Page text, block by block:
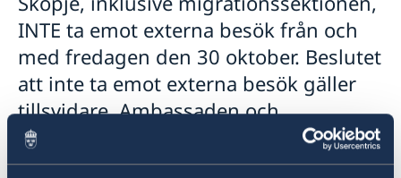
INTE ta emot externa besök från och
med fredagen den 30 oktober. Beslutet
att inte ta emot externa besök gäller
tillsvidare. Ambassaden och
migrationssektionen kan nås under
telefontider samt via e-post.